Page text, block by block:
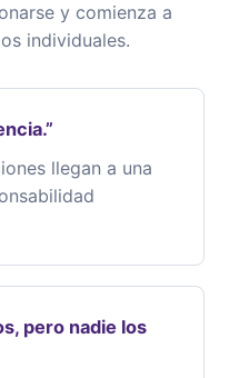
y comienza a
individuales.
llegan a una
pero nadie los